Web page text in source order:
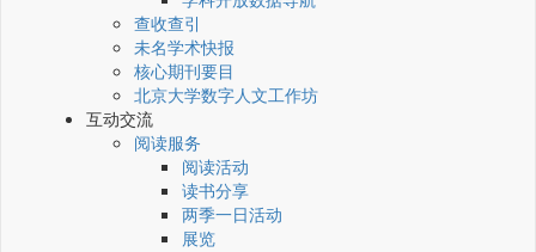
查收查引
未名学术快报
核心期刊要目
北京大学数字人文工作坊
互动交流
阅读服务
阅读活动
读书分享
两季一日活动
展览